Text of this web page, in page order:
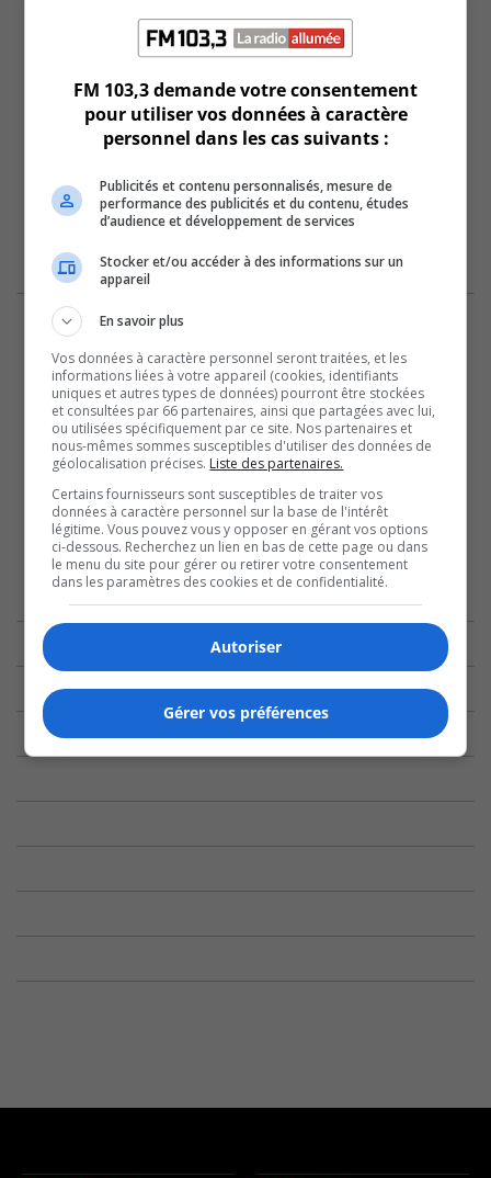
FM 103,3 demande votre consentement
pour utiliser vos données à caractère
personnel dans les cas suivants :
Publicités et contenu personnalisés, mesure de
performance des publicités et du contenu, études
d’audience et développement de services
Stocker et/ou accéder à des informations sur un
appareil
En savoir plus
Vos données à caractère personnel seront traitées, et les
informations liées à votre appareil (cookies, identifiants
uniques et autres types de données) pourront être stockées
et consultées par 66 partenaires, ainsi que partagées avec lui,
ou utilisées spécifiquement par ce site. Nos partenaires et
nous-mêmes sommes susceptibles d'utiliser des données de
géolocalisation précises. Liste des partenaires.
Certains fournisseurs sont susceptibles de traiter vos
données à caractère personnel sur la base de l'intérêt
légitime. Vous pouvez vous y opposer en gérant vos options
ci-dessous. Recherchez un lien en bas de cette page ou dans
le menu du site pour gérer ou retirer votre consentement
dans les paramètres des cookies et de confidentialité.
Autoriser
Gérer vos préférences